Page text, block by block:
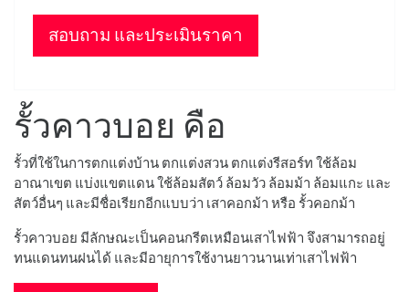
สอบถาม และประเมินราคา
รั้วคาวบอย คือ
รั้วที่ใช้ในการตกแต่งบ้าน ตกแต่งสวน ตกแต่งรีสอร์ท ใช้ล้อม
อาณาเขต แบ่งแขตแดน ใช้ล้อมสัตว์ ล้อมวัว ล้อมม้า ล้อมแกะ และ
สัตว์อื่นๆ และมีชื่อเรียกอีกแบบว่า เสาคอกม้า หรือ รั้วคอกม้า
รั้วคาวบอย มีลักษณะเป็นคอนกรีตเหมือนเสาไฟฟ้า จึงสามารถอยู่
ทนแดนทนฝนได้ และมีอายุการใช้งานยาวนานเท่าเสาไฟฟ้า